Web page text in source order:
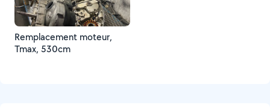
Remplacement moteur,
Tmax, 530cm